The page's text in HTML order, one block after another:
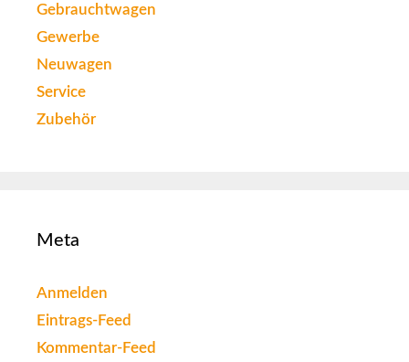
Gebrauchtwagen
Gewerbe
Neuwagen
Service
Zubehör
Meta
Anmelden
Eintrags-Feed
Kommentar-Feed